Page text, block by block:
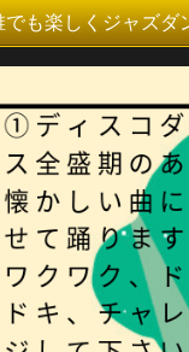
でも楽しくジャズダ